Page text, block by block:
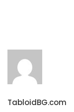
TabloidBG.com